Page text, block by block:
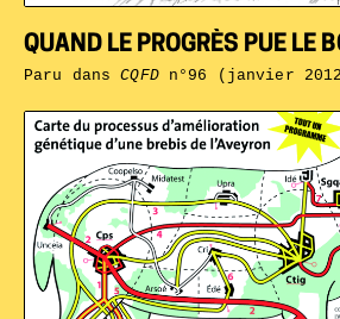
QUAND LE PROGRÈS PUE LE
Paru dansCQFDn°96 (janvier